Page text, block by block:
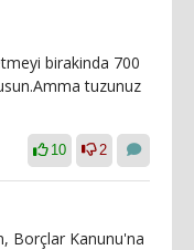
birakinda 700
tuzunuz
10 2
Borçlar Kanunu'na